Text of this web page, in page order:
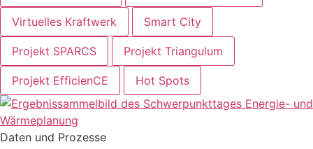
Virtuelles Kraftwerk Smart City
Projekt SPARCS Projekt Triangulum
Projekt EfficienCE Hot Spots
Daten und Prozesse